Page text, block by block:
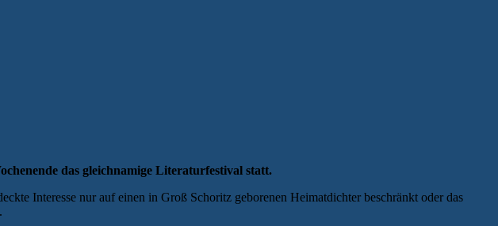
das gleichnamige Literaturfestival statt.
Interesse nur auf einen in Groß Schoritz geborenen Heimatdichter beschränkt oder das